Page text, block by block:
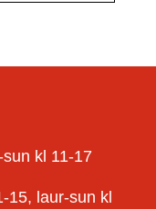
kl 11-17
15, laur-sun kl